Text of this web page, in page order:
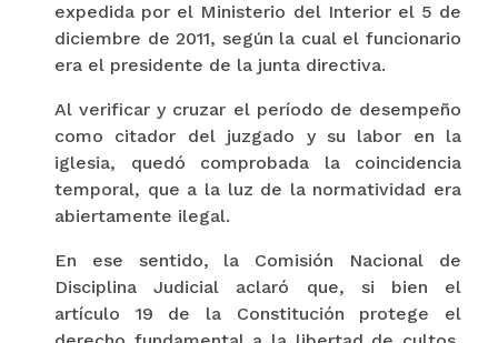
expedida por el Ministerio del Interior el 5 de
diciembre de 2011, según la cual el funcionario
era el presidente de la junta directiva.
Al verificar y cruzar el período de desempeño
como citador del juzgado y su labor en la
iglesia, quedó comprobada la coincidencia
temporal, que a la luz de la normatividad era
abiertamente ilegal.
En ese sentido, la Comisión Nacional de
Disciplina Judicial aclaró que, si bien el
artículo 19 de la Constitución protege el